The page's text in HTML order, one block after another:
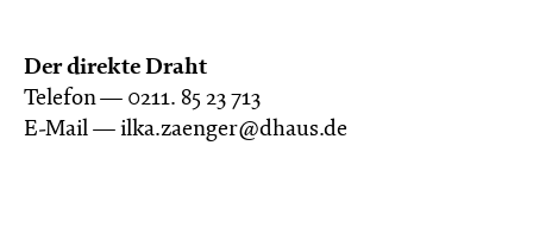
Der direkte Draht
Telefon — 0211. 85 23 713
E-Mail — ilka.zaenger@dhaus.de